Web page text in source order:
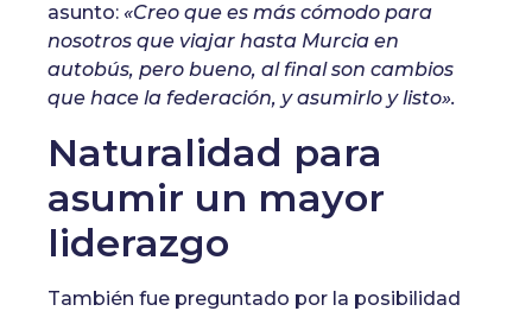
asunto: «Creo que es más cómodo para
nosotros que viajar hasta Murcia en
autobús, pero bueno, al final son cambios
que hace la federación, y asumirlo y listo».
Naturalidad para
asumir un mayor
liderazgo
También fue preguntado por la posibilidad